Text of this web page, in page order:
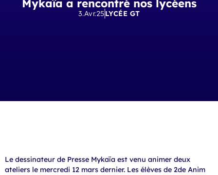
Mykaïa a rencontré nos lycéens
3.Avr.25LYCÉE GT
Le dessinateur de Presse Mykaïa est venu animer deux
ateliers le mercredi 12 mars dernier. Les élèves de 2de Anim